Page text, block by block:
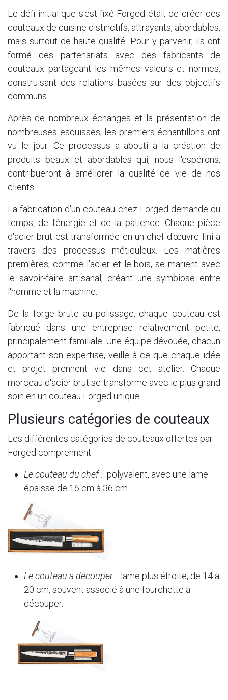
Le défi initial que s'est fixé Forged était de créer des
couteaux de cuisine distinctifs, attrayants, abordables,
mais surtout de haute qualité. Pour y parvenir, ils ont
formé des partenariats avec des fabricants de
couteaux partageant les mêmes valeurs et normes,
construisant des relations basées sur des objectifs
communs.
Après de nombreux échanges et la présentation de
nombreuses esquisses, les premiers échantillons ont
vu le jour. Ce processus a abouti à la création de
produits beaux et abordables qui, nous l'espérons,
contribueront à améliorer la qualité de vie de nos
clients.
La fabrication d'un couteau chez Forged demande du
temps, de l'énergie et de la patience. Chaque pièce
d'acier brut est transformée en un chef-d'œuvre fini à
travers des processus méticuleux. Les matières
premières, comme l'acier et le bois, se marient avec
le savoir-faire artisanal, créant une symbiose entre
l'homme et la machine.
De la forge brute au polissage, chaque couteau est
fabriqué dans une entreprise relativement petite,
principalement familiale. Une équipe dévouée, chacun
apportant son expertise, veille à ce que chaque idée
et projet prennent vie dans cet atelier. Chaque
morceau d'acier brut se transforme avec le plus grand
soin en un couteau Forged unique.
Plusieurs catégories de couteaux
Les différentes catégories de couteaux offertes par
Forged comprennent :
Le couteau du chef : polyvalent, avec une lame
épaisse de 16 cm à 36 cm.
Le couteau à découper: lame plus étroite, de 14 à
20 cm, souvent associé à une fourchette à
découper.